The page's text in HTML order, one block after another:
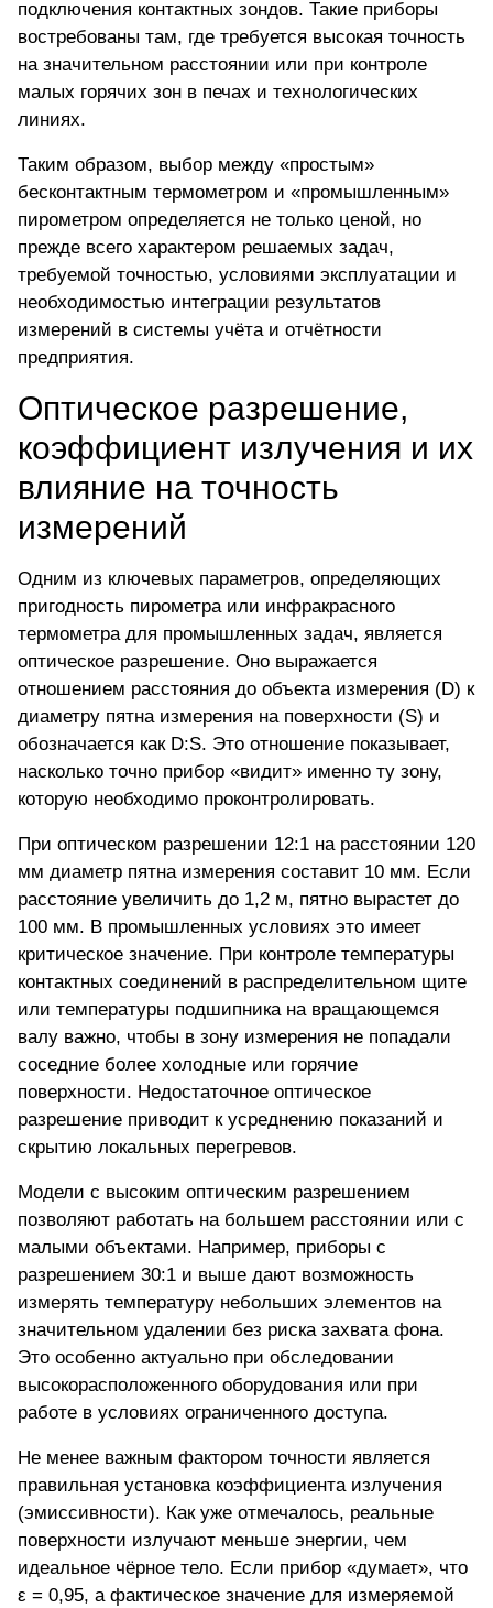
подключения контактных зондов. Такие приборы
востребованы там, где требуется высокая точность
на значительном расстоянии или при контроле
малых горячих зон в печах и технологических
линиях.
Таким образом, выбор между «простым»
бесконтактным термометром и «промышленным»
пирометром определяется не только ценой, но
прежде всего характером решаемых задач,
требуемой точностью, условиями эксплуатации и
необходимостью интеграции результатов
измерений в системы учёта и отчётности
предприятия.
Оптическое разрешение,
коэффициент излучения и их
влияние на точность
измерений
Одним из ключевых параметров, определяющих
пригодность пирометра или инфракрасного
термометра для промышленных задач, является
оптическое разрешение. Оно выражается
отношением расстояния до объекта измерения (D) к
диаметру пятна измерения на поверхности (S) и
обозначается как D:S. Это отношение показывает,
насколько точно прибор «видит» именно ту зону,
которую необходимо проконтролировать.
При оптическом разрешении 12:1 на расстоянии 120
мм диаметр пятна измерения составит 10 мм. Если
расстояние увеличить до 1,2 м, пятно вырастет до
100 мм. В промышленных условиях это имеет
критическое значение. При контроле температуры
контактных соединений в распределительном щите
или температуры подшипника на вращающемся
валу важно, чтобы в зону измерения не попадали
соседние более холодные или горячие
поверхности. Недостаточное оптическое
разрешение приводит к усреднению показаний и
скрытию локальных перегревов.
Модели с высоким оптическим разрешением
позволяют работать на большем расстоянии или с
малыми объектами. Например, приборы с
разрешением 30:1 и выше дают возможность
измерять температуру небольших элементов на
значительном удалении без риска захвата фона.
Это особенно актуально при обследовании
высокорасположенного оборудования или при
работе в условиях ограниченного доступа.
Не менее важным фактором точности является
правильная установка коэффициента излучения
(эмиссивности). Как уже отмечалось, реальные
поверхности излучают меньше энергии, чем
идеальное чёрное тело. Если прибор «думает», что
ε = 0,95, а фактическое значение для измеряемой